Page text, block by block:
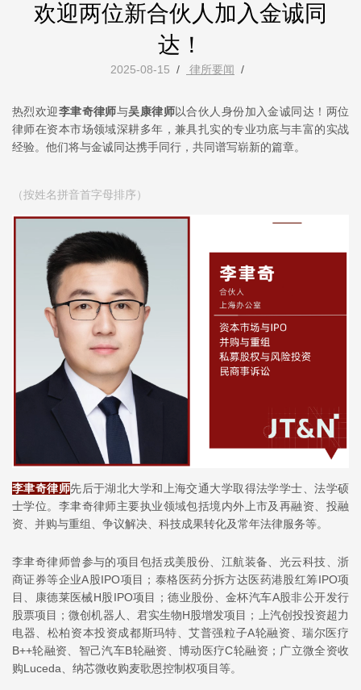
欢迎两位新合伙人加入金诚同
达！
2025-08-15 / 律所要闻 /
热烈欢迎李聿奇律师与吴康律师以合伙人身份加入金诚同达！两位
律师在资本市场领域深耕多年，兼具扎实的专业功底与丰富的实战
经验。他们将与金诚同达携手同行，共同谱写崭新的篇章。
（按姓名拼音首字母排序）
李聿奇律师先后于湖北大学和上海交通大学取得法学学士、法学硕
士学位。李聿奇律师主要执业领域包括境内外上市及再融资、投融
资、 并购与重组 、争议解决、科技成果转化及常年法律服务等。
李聿奇律师曾参与的项目包括戎美股份、江航装备、光云科技、浙
商证券等企业A股IPO项目；泰格医药分拆方达医药港股红筹IPO项
目、康德莱医械H股IPO项目；德业股份、金杯汽车A股非公开发行
股票项目；微创机器人、 君实生物H股增发项目；上汽创投投资超力
电器、松柏资本投资成都斯玛特、艾普强粒子A轮融资、瑞尔医疗
B++轮融资、智己汽车B轮融资、博动医疗C轮融资； 广立微全资收
购Luceda、纳芯微收购麦歌恩控制权项目等。